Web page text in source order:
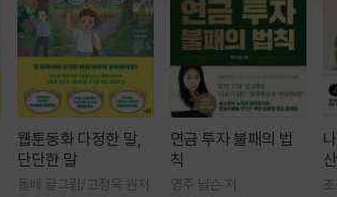
웹툰동화 다정한 말,
단단한 말
돌배 글그림/고정욱 원저
연금 투자 불패의 법
칙
영주 닐슨 저